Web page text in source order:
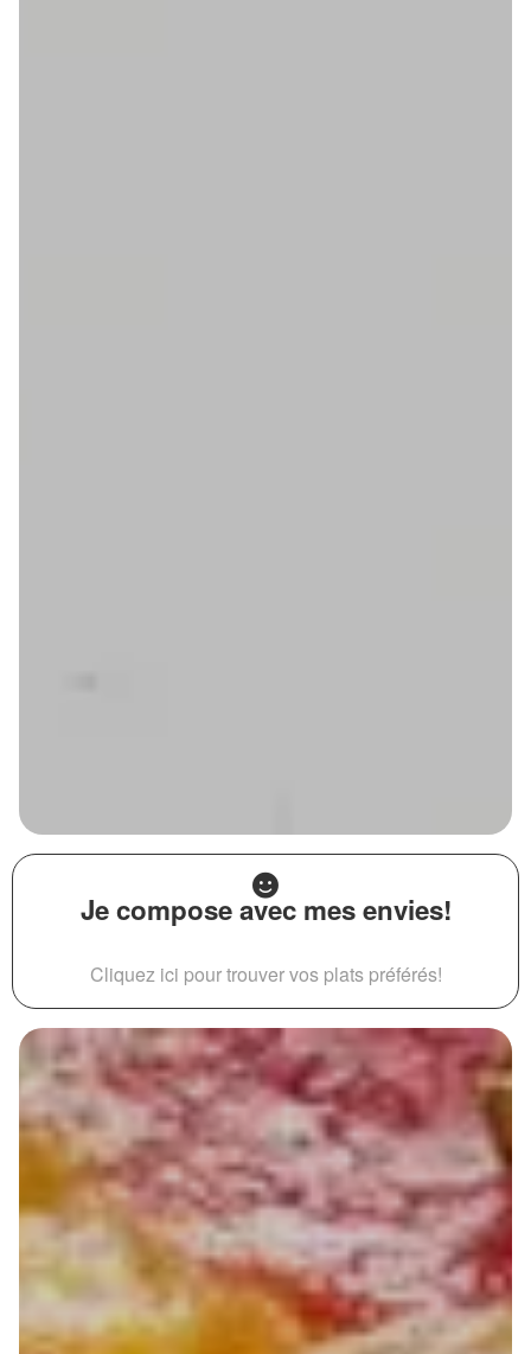
Je compose avec mes envies!
Cliquez ici pour trouver vos plats préférés!